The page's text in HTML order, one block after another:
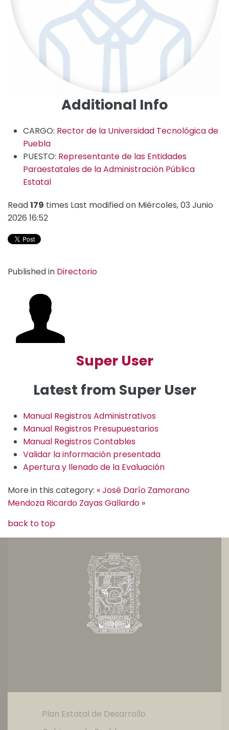
Additional Info
CARGO: Rector de la Universidad Tecnológica de
Puebla
PUESTO: Representante de las Entidades
Paraestatales de la Administración Pública
Estatal
Read179 times Last modified on Miércoles, 03 Junio
2026 16:52
Published in Directorio
Super User
Latest from Super User
Manual Registros Administrativos
Manual Registros Presupuestarios
Manual Registros Contables
Validar la información presentada
Apertura y llenado de la Evaluación
More in this category: « José Darío Zamorano
Mendoza Ricardo Zayas Gallardo »
back to top
Plan Estatal de Desarrollo